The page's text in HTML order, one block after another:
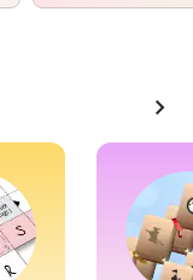
chevron_right